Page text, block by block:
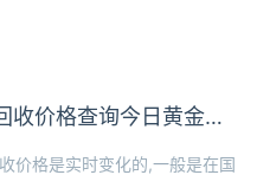
收价格查询今日黄金回
价格是实时变化的,一般是在国